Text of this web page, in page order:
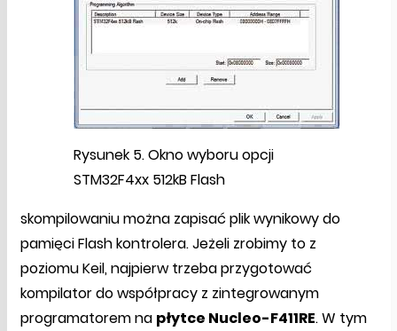
Rysunek 5. Okno wyboru opcji
STM32F4xx 512kB Flash
skompilowaniu można zapisać plik wynikowy do
pamięci Flash kontrolera. Jeżeli zrobimy to z
poziomu Keil, najpierw trzeba przygotować
kompilator do współpracy z zintegrowanym
programatorem na płytce Nucleo-F411RE. W tym